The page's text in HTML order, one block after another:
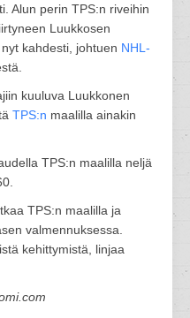
Alun perin TPS:n riveihin
Luukkosen
kahdesti, johtuen NHL-
kuuluva Luukkonen
TPS:n maalilla ainakin
TPS:n maalilla neljä
TPS:n maalilla ja
valmennuksessa.
kehittymistä, linjaa